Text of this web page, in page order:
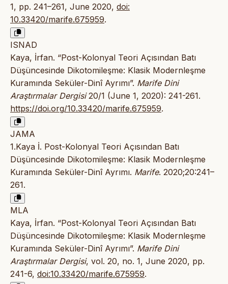
1, pp. 241–261, June 2020, doi:
10.33420/marife.675959.
ISNAD
Kaya, İrfan. “Post-Kolonyal Teori Açısından Batı
Düşüncesinde Dikotomileşme: Klasik Modernleşme
Kuramında Seküler-Dinî Ayrımı”. Marife Dini
Araştırmalar Dergisi20/1 (June 1, 2020): 241-261.
https://doi.org/10.33420/marife.675959.
JAMA
1.Kaya İ. Post-Kolonyal Teori Açısından Batı
Düşüncesinde Dikotomileşme: Klasik Modernleşme
Kuramında Seküler-Dinî Ayrımı. Marife. 2020;20:241–
261.
MLA
Kaya, İrfan. “Post-Kolonyal Teori Açısından Batı
Düşüncesinde Dikotomileşme: Klasik Modernleşme
Kuramında Seküler-Dinî Ayrımı”. Marife Dini
Araştırmalar Dergisi, vol. 20, no. 1, June 2020, pp.
241-6, doi:10.33420/marife.675959.